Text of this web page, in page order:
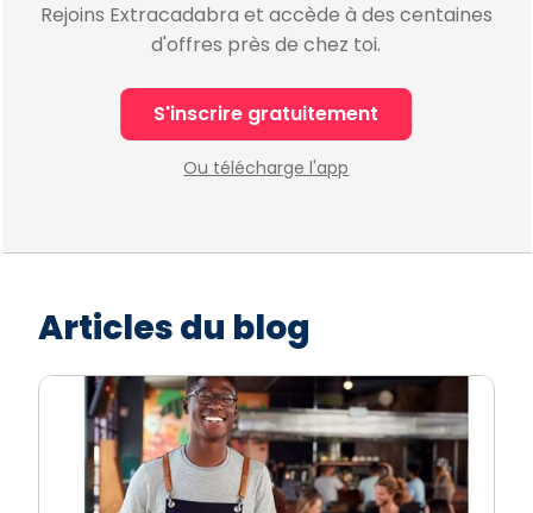
Rejoins Extracadabra et accède à des centaines
d'offres près de chez toi.
S'inscrire gratuitement
Ou télécharge l'app
Articles du blog